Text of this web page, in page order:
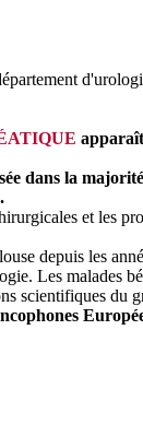
dans la
et les
depuis les
Les malades
scientifiques du